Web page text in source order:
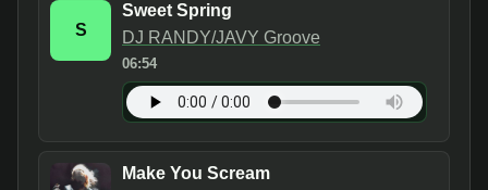
S
Sweet Spring
DJ RANDY/JAVY Groove
06:54
Make You Scream